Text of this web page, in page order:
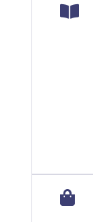

